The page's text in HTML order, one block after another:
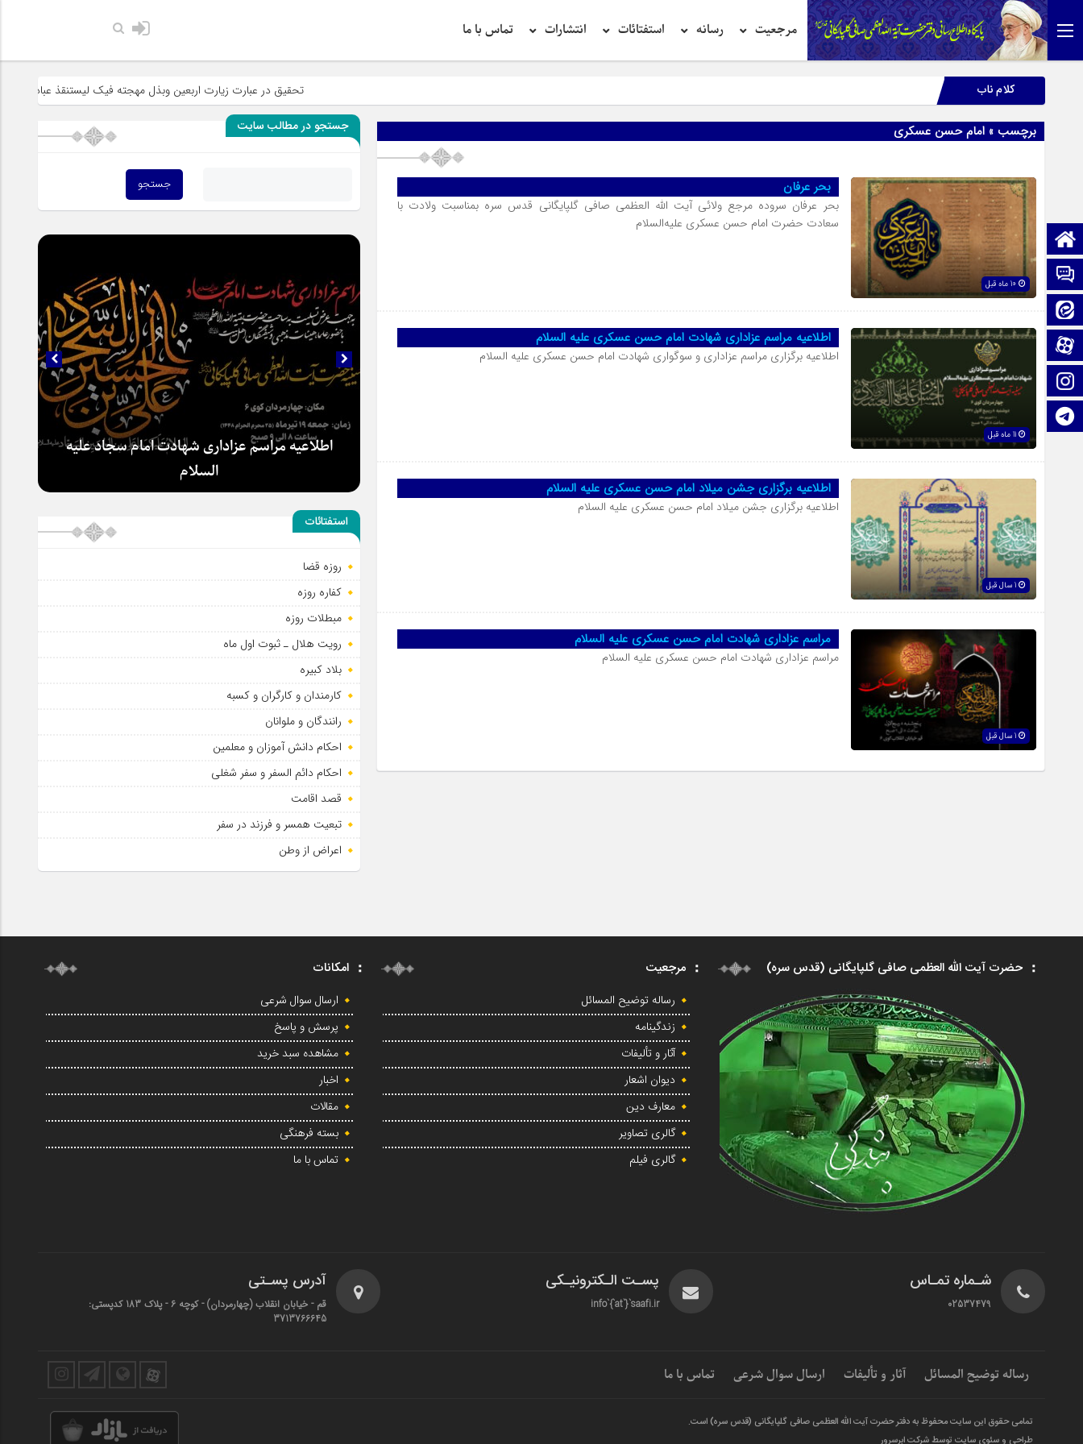
مرجعیت رسانه استفتائات انتشارات تماس با ما
صفحه نخست
تماس با ما
آپارات
اینستاگرام
کلام ناب تحقیق در عبارت زیارت اربعین وبذل مهجته فیک لیستنقذ عبادک من الجهاله
برچسب » امام حسن عسکری
بحر عرفان
بحر عرفان سروده مرجع ولائی آیت الله العظمی صافی گلپایگانی قدس سره بمناسبت ولادت با
سعادت حضرت امام حسن عسکری عليه‌السلام
اطلاعیه مراسم عزاداری شهادت امام حسن عسکری علیه السلام
اطلاعیه برگزاری مراسم عزاداری و سوگواری شهادت امام حسن عسکری علیه السلام
اطلاعیه برگزاری جشن میلاد امام حسن عسکری علیه السلام
اطلاعیه برگزاری جشن میلاد امام حسن عسکری علیه السلام
مراسم عزاداری شهادت امام حسن عسکری علیه السلام
مراسم عزاداری شهادت امام حسن عسکری علیه السلام
جستجو در مطالب سایت
اطلاعیه مراسم عزاداری شهادت امام سجاد علیه
السلام
استفتائات
روزه قضا
کفاره روزه
مبطلات روزه
رویت هلال ـ ثبوت اول ماه
بلاد کبیره
کارمندان و کارگران و کسبه
رانندگان و ملوانان
احکام دانش آموزان و معلمین
احکام دائم السفر و سفر شغلی
قصد اقامت
تبعیت همسر و فرزند در سفر
اعراض از وطن
حضرت آیت الله العظمی صافی گلپایگانی (قدس سره) مرجعیت
رساله توضیح المسائل
زندگینامه
آثار و تألیفات
دیوان اشعار
معارف دین
گالری تصاویر
گالری فیلم
امکانات
ارسال سوال شرعی
پرسش و پاسخ
مشاهده سبد خرید
اخبار
مقالات
بسته فرهنگی
تماس با ما
شـماره تمـاس
02537479
پسـت الـکترونیـکی
info`{`at`}`saafi.ir
آدرس پسـتی
قم - خیابان انقلاب (چهارمردان)‌ - کوچه 6 - پلاک 183 کدپستی:
3713766645
رساله توضیح المسائل آثار و تألیفات ارسال سوال شرعی تماس با ما
تمامی حقوق این سایت محفوظ به دفتر حضرت آیت الله العظمی صافی گلپایگانی (قدس سره) است.
طراحی و سئوی سایت توسط شرکت ابرسرور